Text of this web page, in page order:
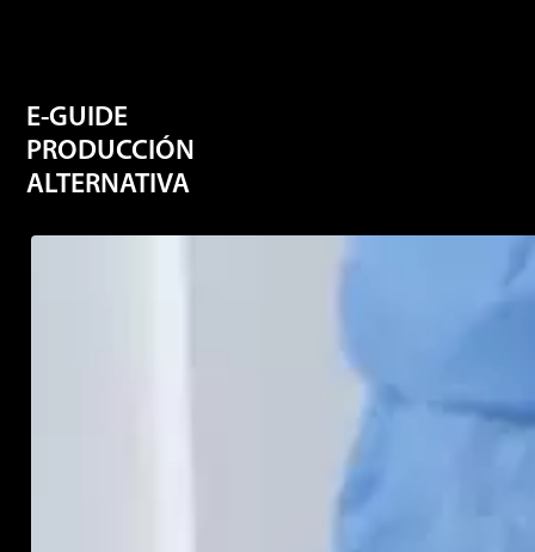
E-GUIDE
PRODUCCIÓN
ALTERNATIVA